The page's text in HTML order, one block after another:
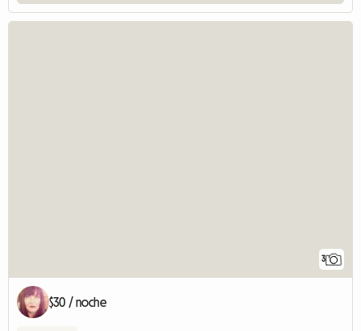
3
$30 / noche